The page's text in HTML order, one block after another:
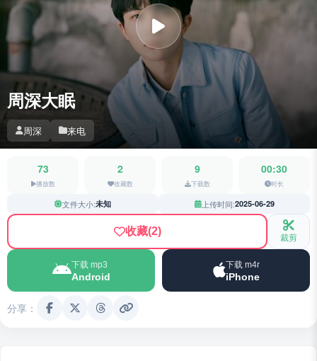
周深大眠
周深 来电
73
播放数
2
收藏数
9
下载数
00:30
时长
文件大小:未知 上传时间:2025-06-29
收藏(2) 裁剪
下载 mp3
Android
下载 m4r
iPhone
分享：